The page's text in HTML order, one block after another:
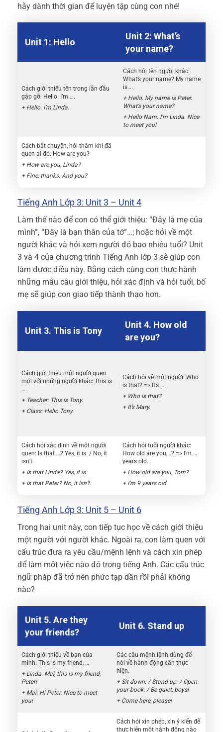
hãy dành thời gian để luyện tập cùng con nhé!
Unit 1: Hello
Unit 2: What’s
your name?
Cách giới thiệu tên trong lần đầu
gặp gỡ: Hello. I’m ….
+ Hello. I’m Linda.
Cách hỏi tên người khác:
What’s your name? My name
is….
+ Hello. My name is Peter.
What’s your name?
+ Hello Nam. I’m Linda. Nice
to meet you!
Cách bắt chuyện, hỏi thăm khi đã
quen ai đó: How are you?
+ How are you, Linda?
+ Fine, thanks. And you?
Tiếng Anh Lớp 3: Unit 3 – Unit 4
Làm thế nào để con có thể giới thiệu: “Đây là mẹ của
mình”, “Đây là bạn thân của tớ”…; hoặc hỏi về một
người khác và hỏi xem người đó bao nhiêu tuổi? Unit
3 và 4 của chương trình Tiếng Anh lớp 3 sẽ giúp con
làm được điều này. Bằng cách cùng con thực hành
những mẫu câu giới thiệu, hỏi xác định và hỏi tuổi, bố
mẹ sẽ giúp con giao tiếp thành thạo hơn.
Unit 3. This is Tony
Unit 4. How old
are you?
Cách giới thiệu một người quen
mới với những người khác: This is
….
+ Teacher: This is Tony.
+ Class: Hello Tony.
Cách hỏi về một người: Who
is that? => It’s ….
+ Who is that?
+ It’s Mary.
Cách hỏi xác định về một người
quen: Is that …? Yes, it is. / No, it
isn’t.
+ Is that Linda? Yes, it is.
+ Is that Peter? No, it isn’t.
Cách hỏi tuổi người khác:
How old are you,…? => I’m …
years old.
+ How old are you, Tom?
+ I’m 9 years old.
Tiếng Anh Lớp 3: Unit 5 – Unit 6
Trong hai unit này, con tiếp tục học về cách giới thiệu
một người với người khác. Ngoài ra, con làm quen với
cấu trúc đưa ra yêu cầu/mệnh lệnh và cách xin phép
để làm một việc nào đó trong tiếng Anh. Các cấu trúc
ngữ pháp đã trở nên phức tạp dần rồi phải không
nào?
Unit 5. Are they
your friends?
Unit 6. Stand up
Cách giới thiệu về bạn của
mình: This is my friend, …
+ Linda: Mai, this is my friend,
Peter!
+ Mai: Hi Peter. Nice to meet
you!
Các câu mệnh lệnh dùng để
nói về hành động cần thực
hiện.
+ Sit down. / Stand up. / Open
your book. / Be quiet, boys!
+ Come here, please!
Cách hỏi xin phép, xin ý kiến để
thực hiện một hành động nào